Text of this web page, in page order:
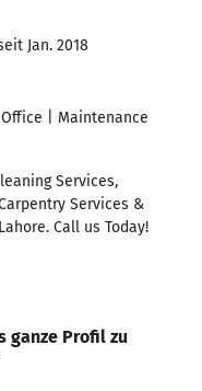
Jan. 2018
| Maintenance
Services,
Services &
Call us Today!
ganze Profil zu